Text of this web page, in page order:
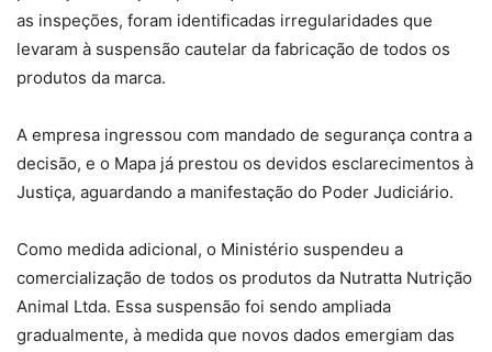
as inspeções, foram identificadas irregularidades que
levaram à suspensão cautelar da fabricação de todos os
produtos da marca.
A empresa ingressou com mandado de segurança contra a
decisão, e o Mapa já prestou os devidos esclarecimentos à
Justiça, aguardando a manifestação do Poder Judiciário.
Como medida adicional, o Ministério suspendeu a
comercialização de todos os produtos da Nutratta Nutrição
Animal Ltda. Essa suspensão foi sendo ampliada
gradualmente, à medida que novos dados emergiam das